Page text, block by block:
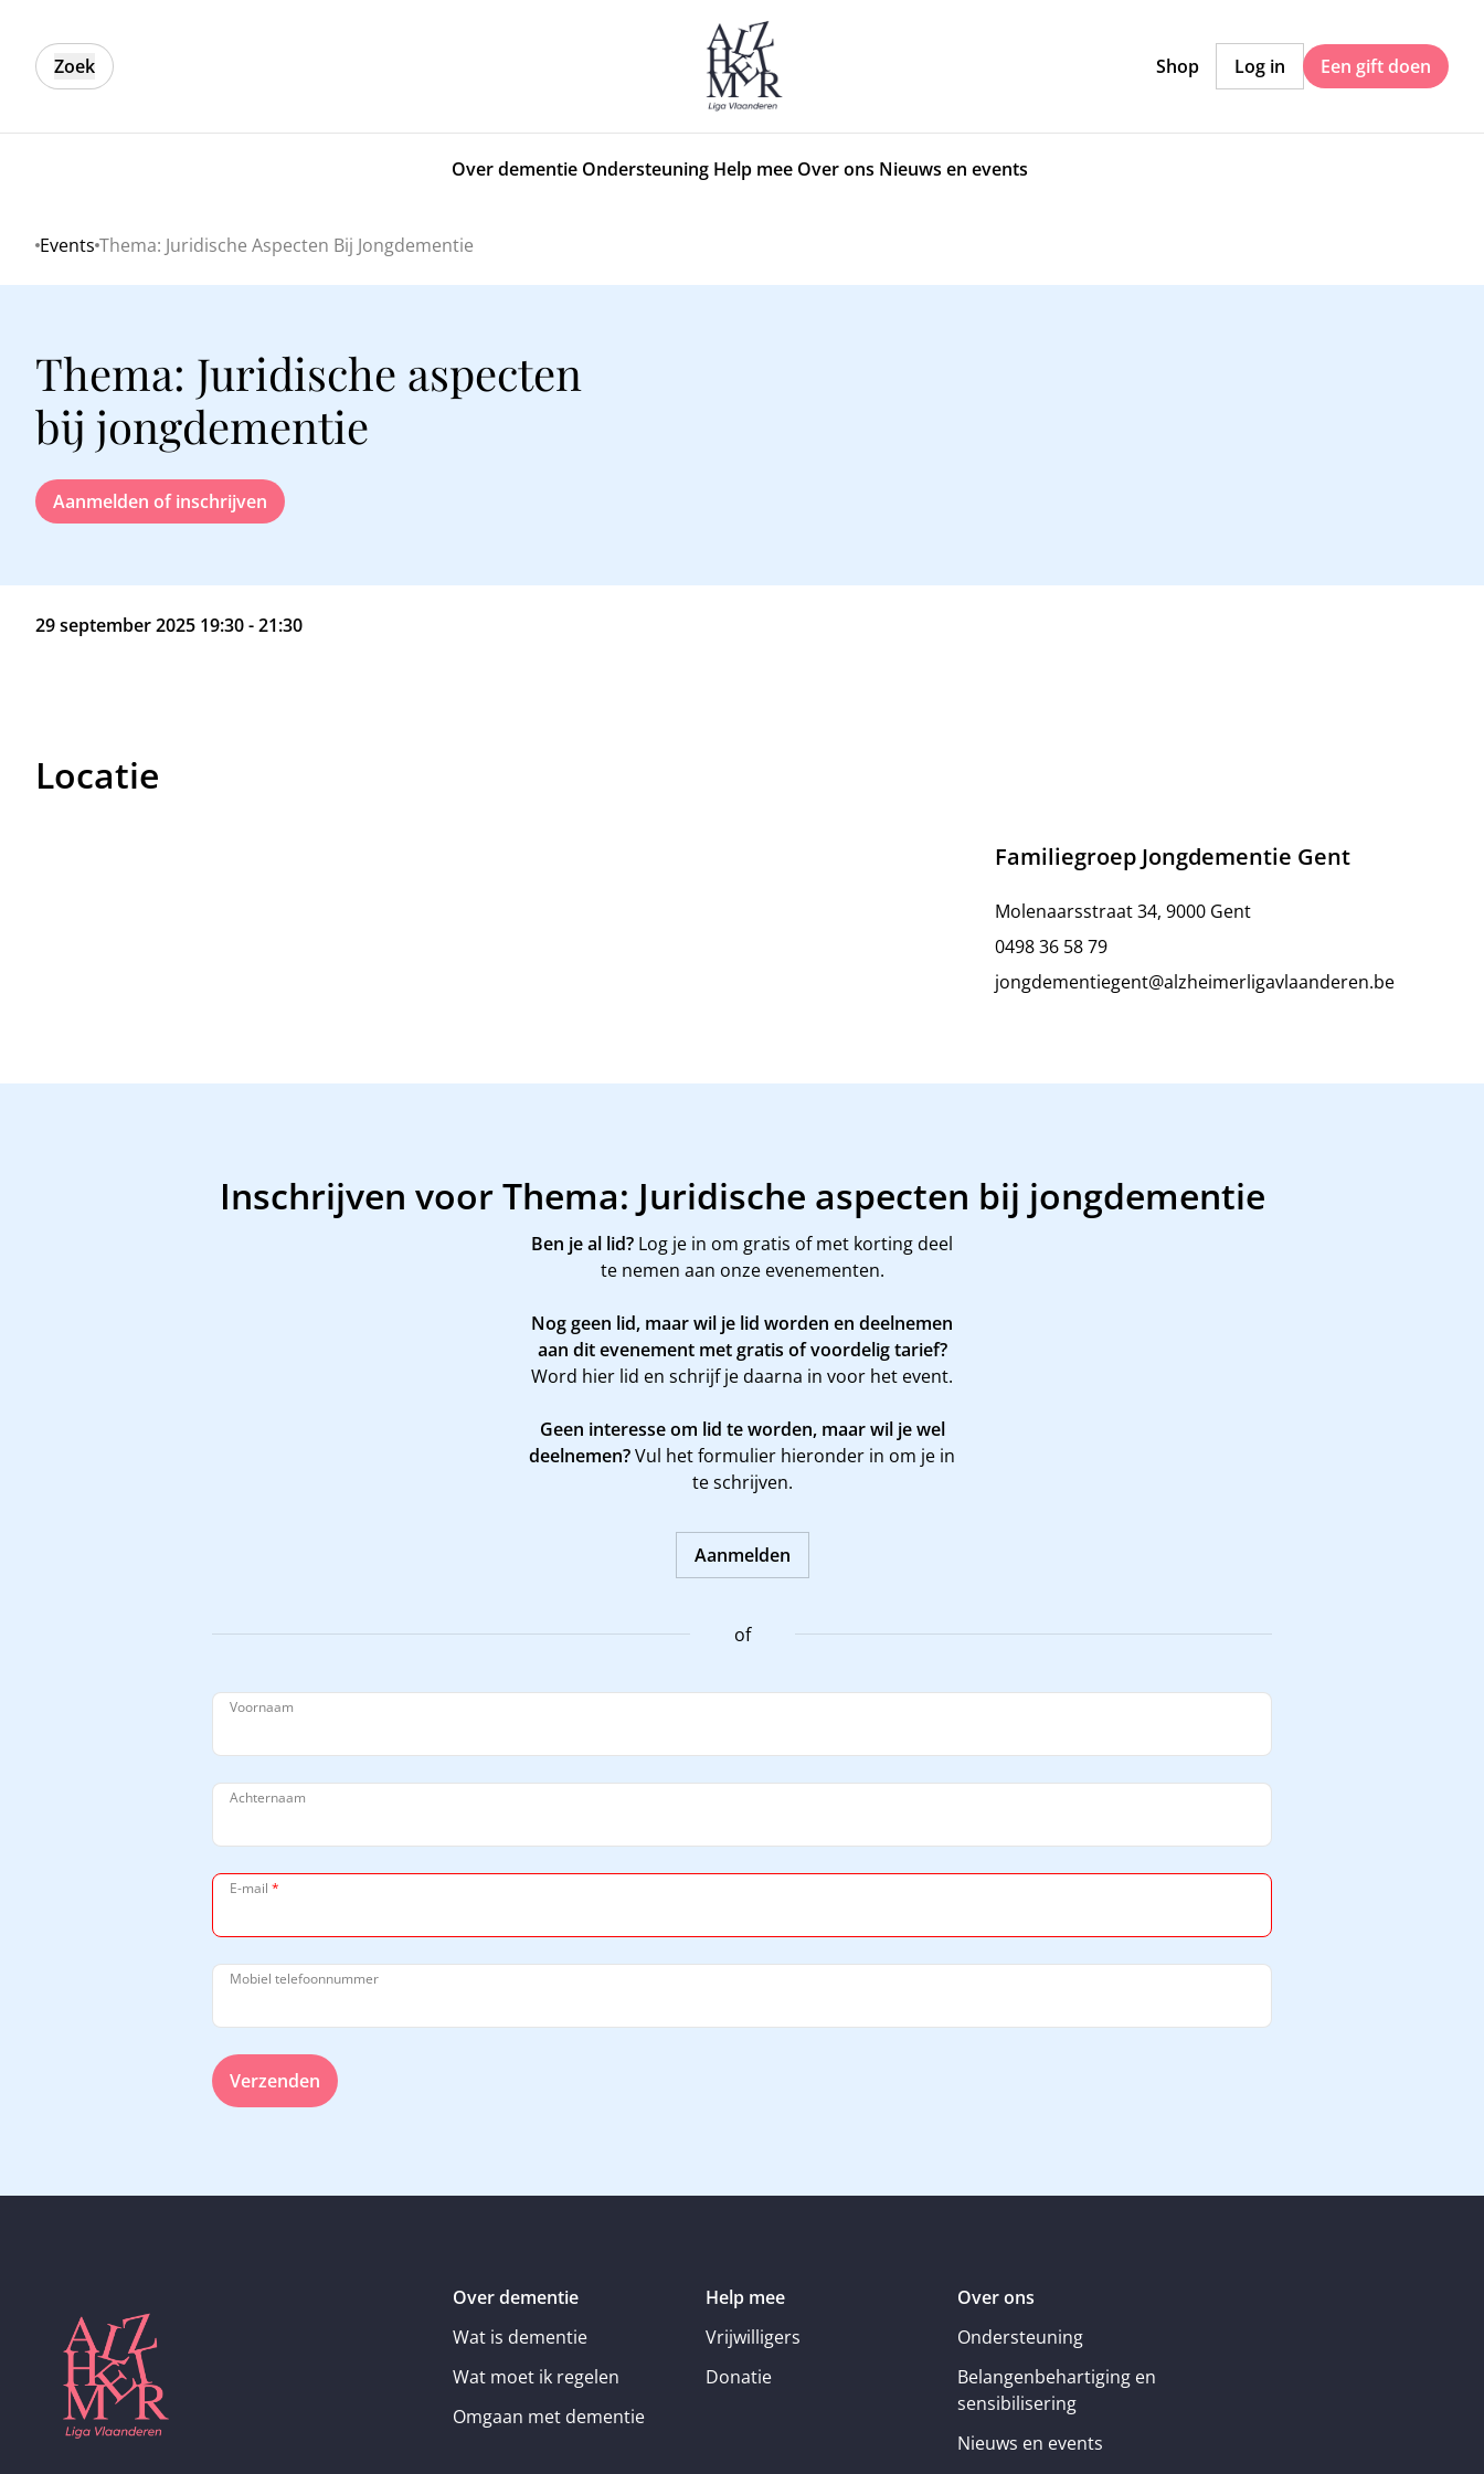
Zoek Shop Log in Een gift doen
Over dementie Ondersteuning Help mee Over ons Nieuws en events
Home
Events Thema: Juridische Aspecten Bij Jongdementie
Thema: Juridische aspecten
bij jongdementie
Aanmelden of inschrijven
29 september 2025 19:30 - 21:30
Locatie
Familiegroep Jongdementie Gent
Molenaarsstraat 34, 9000 Gent
0498 36 58 79
jongdementiegent@alzheimerligavlaanderen.be
Inschrijven voor Thema: Juridische aspecten bij jongdementie
Ben je al lid? Log je in om gratis of met korting deel
te nemen aan onze evenementen.
Nog geen lid, maar wil je lid worden en deelnemen
aan dit evenement met gratis of voordelig tarief?
Word hier lid en schrijf je daarna in voor het event.
Geen interesse om lid te worden, maar wil je wel
deelnemen?Vul het formulier hieronder in om je in
te schrijven.
Aanmelden
of
Voornaam
Achternaam
E-mail *
Mobiel telefoonnummer
Verzenden
Over dementie
Wat is dementie
Wat moet ik regelen
Omgaan met dementie
Help mee
Vrijwilligers
Donatie
Over ons
Ondersteuning
Belangenbehartiging en
sensibilisering
Nieuws en events